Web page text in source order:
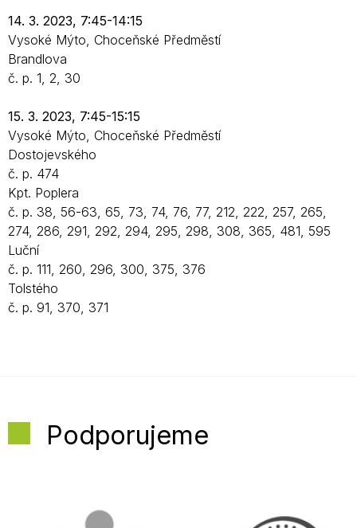
14. 3. 2023, 7:45-14:15
Vysoké Mýto, Choceňské Předměstí
Brandlova
č. p. 1, 2, 30
15. 3. 2023, 7:45-15:15
Vysoké Mýto, Choceňské Předměstí
Dostojevského
č. p. 474
Kpt. Poplera
č. p. 38, 56-63, 65, 73, 74, 76, 77, 212, 222, 257, 265,
274, 286, 291, 292, 294, 295, 298, 308, 365, 481, 595
Luční
č. p. 111, 260, 296, 300, 375, 376
Tolstého
č. p. 91, 370, 371
Podporujeme